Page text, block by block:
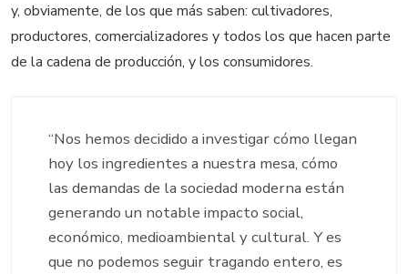
y, obviamente, de los que más saben: cultivadores,
productores, comercializadores y todos los que hacen parte
de la cadena de producción, y los consumidores.
“Nos hemos decidido a investigar cómo llegan
hoy los ingredientes a nuestra mesa, cómo
las demandas de la sociedad moderna están
generando un notable impacto social,
económico, medioambiental y cultural. Y es
que no podemos seguir tragando entero, es